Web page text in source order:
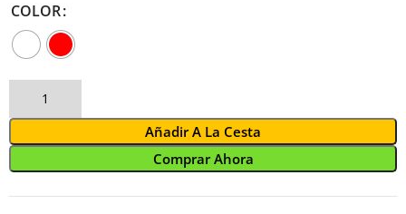
COLOR
Añadir A La Cesta
Comprar Ahora